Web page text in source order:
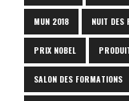
MUN 2018 NUIT DES
PRIX NOBEL
SALON DES FORMATIONS